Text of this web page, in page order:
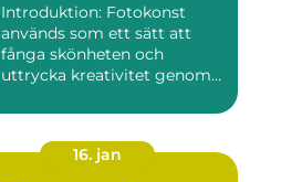
Introduktion: Fotokonst
används som ett sätt att
fånga skönheten och
uttrycka kreativitet genom
16. jan